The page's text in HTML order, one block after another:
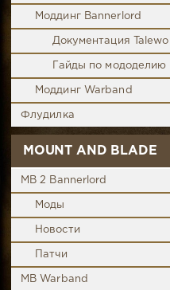
Моддинг Bannerlord
Документация
Гайды по мододелию
Моддинг Warband
Флудилка
MOUNT AND BLADE
MB 2 Bannerlord
Моды
Новости
Патчи
MB Warband